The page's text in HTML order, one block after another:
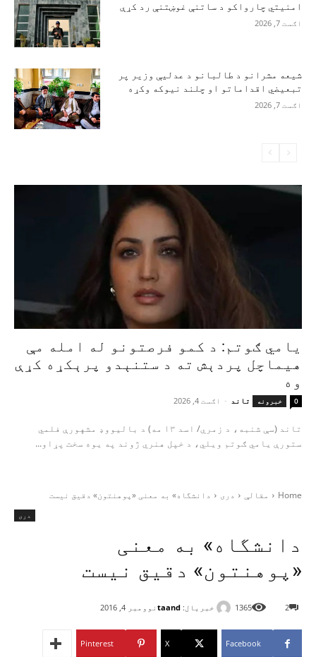
امنیتي چارواکو د ساتنې غوښتنې رد کړې
اګست 7, 2026
شیعه مشرانو د طالبانو د عدلیې وزیر پر
تبعیضي اقداماتو او چلند نیوکه وکړه
اګست 7, 2026
یامي ګوتم: د کمو فرصتونو له امله مې
هیماچل پردېش ته د ستنېدو پرېکړه کړې
وه
خبرونه تاند - اګست 4, 2026 0
تاند (سې شنبه، د زمري/ اسد ۱۳ مه) د بالیووډ مشهورې فلمي
ستورې یامي ګوتم ویلي، د خپل هنري ژوند په یوه سخت پړاو...